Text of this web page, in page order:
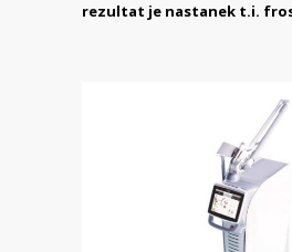
rezultat je nastanek t.i.